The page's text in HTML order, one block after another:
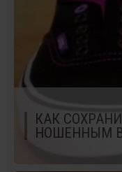
КАК
НОШЕННЫМ